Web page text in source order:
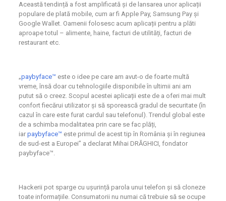
Această tendință a fost amplificată și de lansarea unor aplicații
populare de plată mobile, cum ar fi Apple Pay, Samsung Pay și
Google Wallet. Oamenii folosesc acum aplicații pentru a plăti
aproape totul – alimente, haine, facturi de utilități, facturi de
restaurant etc.
„paybyface™ este o idee pe care am avut-o de foarte multă
vreme, însă doar cu tehnologiile disponibile în ultimii ani am
putut să o creez. Scopul acestei aplicații este de a oferi mai mult
confort fiecărui utilizator și să sporească gradul de securitate (în
cazul în care este furat cardul sau telefonul). Trendul global este
de a schimba modalitatea prin care se fac plăți,
iar paybyface™ este primul de acest tip în România și în regiunea
de sud-est a Europei” a declarat Mihai DRĂGHICI, fondator
paybyface™.
Hackerii pot sparge cu ușurință parola unui telefon și să cloneze
toate informațiile. Consumatorii nu numai că trebuie să se ocupe